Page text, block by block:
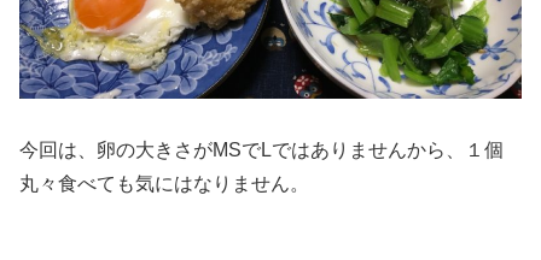
今回は、卵の大きさがMSでLではありませんから、１個
丸々食べても気にはなりません。